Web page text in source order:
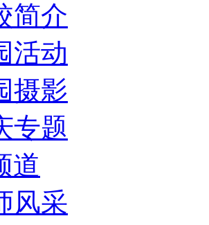
简介
活动
摄影
专题
道
风采